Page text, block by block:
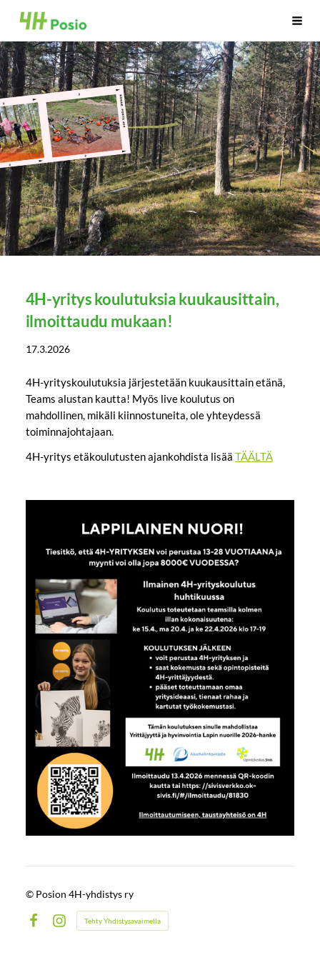
Siirry
sivun
sisältöön
4H Posio
4H-yritys koulutuksia kuukausittain,
ilmoittaudu mukaan!
17.3.2026
4H-yrityskoulutuksia järjestetään kuukausittain etänä,
Teams alustan kautta! Myös live koulutus on
mahdollinen, mikäli kiinnostuneita, ole yhteydessä
toiminnajohtajaan.
4H-yritys etäkoulutusten ajankohdista lisää TÄÄLTÄ
© Posion 4H-yhdistys ry
Instagram
Tehty Yhdistysavaimella